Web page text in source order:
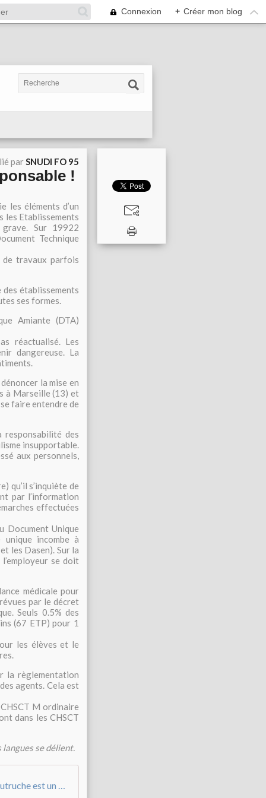
Connexion + Créer mon blog
parSNUDI FO 95
!
les éléments d’un
les Etablissements
Sur 19922
Technique
de travaux parfois
des établissements
ses formes.
Amiante (DTA)
réactualisé. Les
dangereuse. La
la mise en
à Marseille (13) et
faire entendre de
responsabilité des
insupportable.
aux personnels,
qu’il s’inquiète de
par l’information
effectuées
Document Unique
unique incombe à
les Dasen). Sur la
se doit
médicale pour
par le décret
Seuls 0.5% des
(67 ETP) pour 1
les élèves et le
la règlementation
agents. Cela est
M ordinaire
dans les CHSCT
langues se délient.